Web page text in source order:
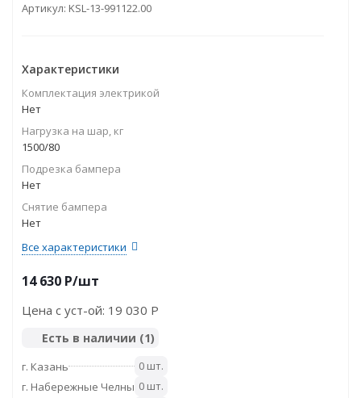
Артикул: KSL-13-991122.00
Характеристики
Комплектация электрикой
Нет
Нагрузка на шар, кг
1500/80
Подрезка бампера
Нет
Снятие бампера
Нет
Все характеристики
14 630 P/шт
Цена с уст-ой: 19 030 P
Есть в наличии (1)
г. Казань
0 шт.
г. Набережные Челны 0 шт.